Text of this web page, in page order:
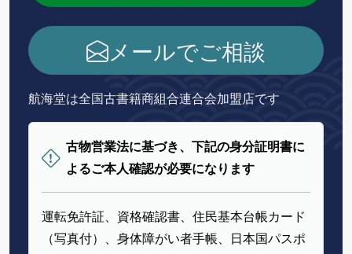
メールでご相談
航海堂は全国古書籍商組合連合会加盟店です
古物営業法に基づき、下記の身分証明書に
よるご本人確認が必要になります
運転免許証、資格確認書、住民基本台帳カード
（写真付）、身体障がい者手帳、日本国パスポ